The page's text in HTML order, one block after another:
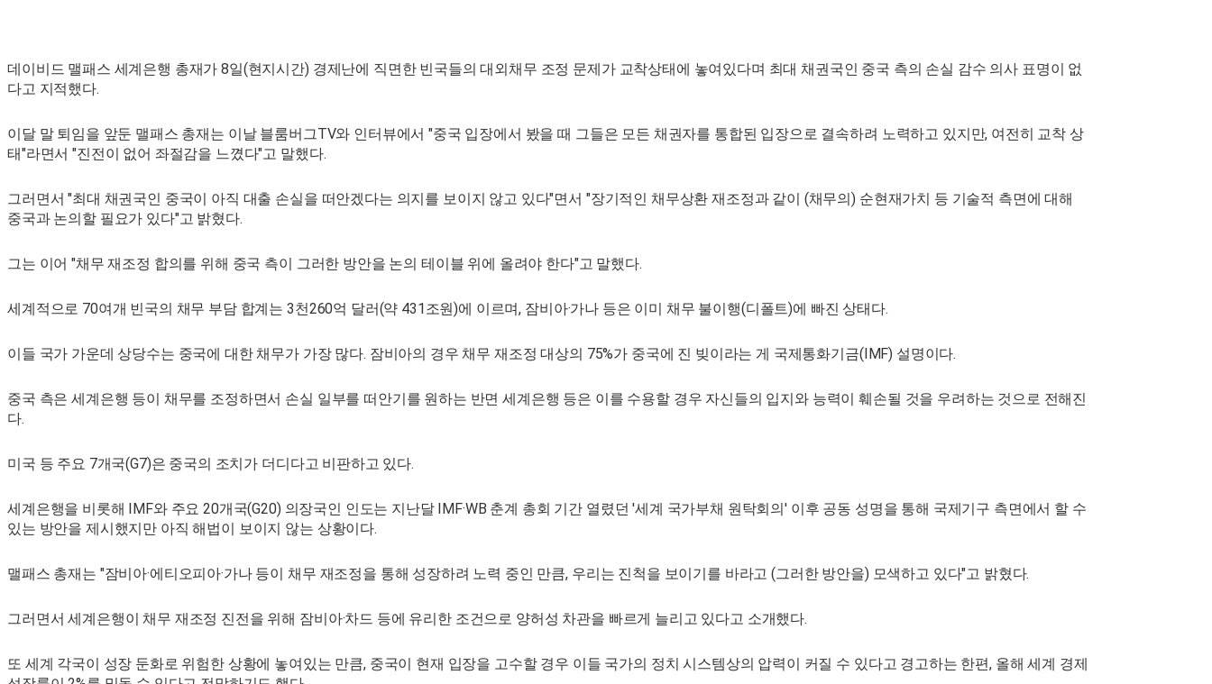
데이비드 맬패스 세계은행 총재가 8일(현지시간) 경제난에 직면한 빈국들의 대외채무 조정 문제가 교착상태에 놓여있다며 최대 채권국인 중국 측의 손실 감수 의사 표명이 없
다고 지적했다.
이달 말 퇴임을 앞둔 맬패스 총재는 이날 블룸버그TV와 인터뷰에서 "중국 입장에서 봤을 때 그들은 모든 채권자를 통합된 입장으로 결속하려 노력하고 있지만, 여전히 교착 상
태"라면서 "진전이 없어 좌절감을 느꼈다"고 말했다.
그러면서 "최대 채권국인 중국이 아직 대출 손실을 떠안겠다는 의지를 보이지 않고 있다"면서 "장기적인 채무상환 재조정과 같이 (채무의) 순현재가치 등 기술적 측면에 대해
중국과 논의할 필요가 있다"고 밝혔다.
그는 이어 "채무 재조정 합의를 위해 중국 측이 그러한 방안을 논의 테이블 위에 올려야 한다"고 말했다.
세계적으로 70여개 빈국의 채무 부담 합계는 3천260억 달러(약 431조원)에 이르며, 잠비아·가나 등은 이미 채무 불이행(디폴트)에 빠진 상태다.
이들 국가 가운데 상당수는 중국에 대한 채무가 가장 많다. 잠비아의 경우 채무 재조정 대상의 75%가 중국에 진 빚이라는 게 국제통화기금(IMF) 설명이다.
중국 측은 세계은행 등이 채무를 조정하면서 손실 일부를 떠안기를 원하는 반면 세계은행 등은 이를 수용할 경우 자신들의 입지와 능력이 훼손될 것을 우려하는 것으로 전해진
다.
미국 등 주요 7개국(G7)은 중국의 조치가 더디다고 비판하고 있다.
세계은행을 비롯해 IMF와 주요 20개국(G20) 의장국인 인도는 지난달 IMF·WB 춘계 총회 기간 열렸던 '세계 국가부채 원탁회의' 이후 공동 성명을 통해 국제기구 측면에서 할 수
있는 방안을 제시했지만 아직 해법이 보이지 않는 상황이다.
맬패스 총재는 "잠비아·에티오피아·가나 등이 채무 재조정을 통해 성장하려 노력 중인 만큼, 우리는 진척을 보이기를 바라고 (그러한 방안을) 모색하고 있다"고 밝혔다.
그러면서 세계은행이 채무 재조정 진전을 위해 잠비아·차드 등에 유리한 조건으로 양허성 차관을 빠르게 늘리고 있다고 소개했다.
또 세계 각국이 성장 둔화로 위험한 상황에 놓여있는 만큼, 중국이 현재 입장을 고수할 경우 이들 국가의 정치 시스템상의 압력이 커질 수 있다고 경고하는 한편, 올해 세계 경제